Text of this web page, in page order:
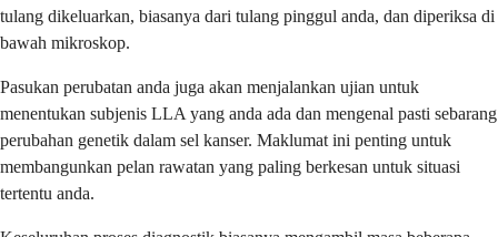
tulang dikeluarkan, biasanya dari tulang pinggul anda, dan diperiksa di
bawah mikroskop.
Pasukan perubatan anda juga akan menjalankan ujian untuk
menentukan subjenis LLA yang anda ada dan mengenal pasti sebarang
perubahan genetik dalam sel kanser. Maklumat ini penting untuk
membangunkan pelan rawatan yang paling berkesan untuk situasi
tertentu anda.